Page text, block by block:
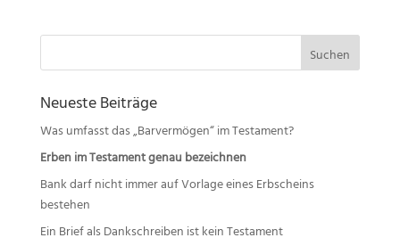
Suchen
Neueste Beiträge
Was umfasst das „Barvermögen“ im Testament?
Erben im Testament genau bezeichnen
Bank darf nicht immer auf Vorlage eines Erbscheins
bestehen
Ein Brief als Dankschreiben ist kein Testament